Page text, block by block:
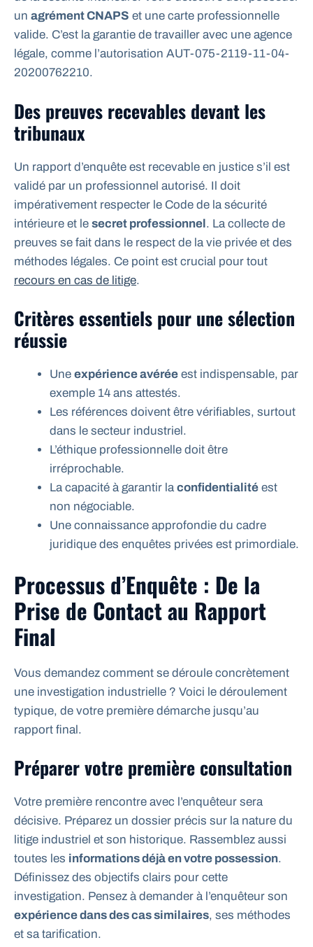
un agrément CNAPS et une carte professionnelle
valide. C’est la garantie de travailler avec une agence
légale, comme l’autorisation AUT-075-2119-11-04-
20200762210.
Des preuves recevables devant les
tribunaux
Un rapport d’enquête est recevable en justice s’il est
validé par un professionnel autorisé. Il doit
impérativement respecter le Code de la sécurité
intérieure et le secret professionnel. La collecte de
preuves se fait dans le respect de la vie privée et des
méthodes légales. Ce point est crucial pour tout
recours en cas de litige.
Critères essentiels pour une sélection
réussie
Une expérience avérée est indispensable, par
exemple 14 ans attestés.
Les références doivent être vérifiables, surtout
dans le secteur industriel.
L’éthique professionnelle doit être
irréprochable.
La capacité à garantir laconfidentialité est
non négociable.
Une connaissance approfondie du cadre
juridique des enquêtes privées est primordiale.
Processus d’Enquête : De la
Prise de Contact au Rapport
Final
Vous demandez comment se déroule concrètement
une investigation industrielle ? Voici le déroulement
typique, de votre première démarche jusqu’au
rapport final.
Préparer votre première consultation
Votre première rencontre avec l’enquêteur sera
décisive. Préparez un dossier précis sur la nature du
litige industriel et son historique. Rassemblez aussi
toutes les informations déjà en votre possession.
Définissez des objectifs clairs pour cette
investigation. Pensez à demander à l’enquêteur son
expérience dans des cas similaires, ses méthodes
et sa tarification.